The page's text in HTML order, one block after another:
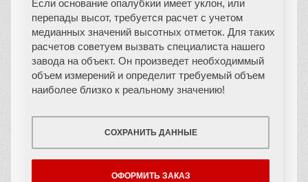
Если основание опалубкии имеет уклон, или
перепады высот, требуется расчет с учетом
медианных значений высотных отметок. Для таких
расчетов советуем вызвать специалиста нашего
завода на объект. Он произведет необходиммый
объем измерений и определит требуемый объем
наиболее близко к реальному значению!
СОХРАНИТЬ ДАННЫЕ
ОФОРМИТЬ ЗАКАЗ